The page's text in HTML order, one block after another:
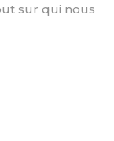
sur qui nous